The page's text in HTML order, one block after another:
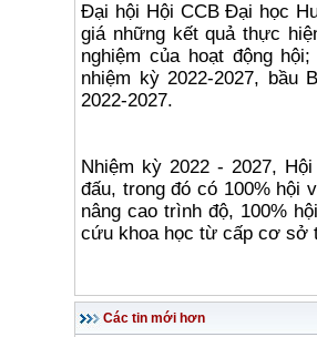
Đại hội Hội CCB Đại học
giá những kết quả thực
nghiệm của hoạt động
nhiệm kỳ 2022-2027, bầu
2022-2027.
Nhiệm kỳ 2022 - 2027,
đấu, trong đó có 100% hội
nâng cao trình độ, 100%
cứu khoa học từ cấp cơ sở
Các tin mới hơn